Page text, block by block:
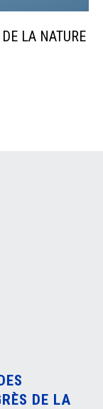
LA NATURE
DE LA